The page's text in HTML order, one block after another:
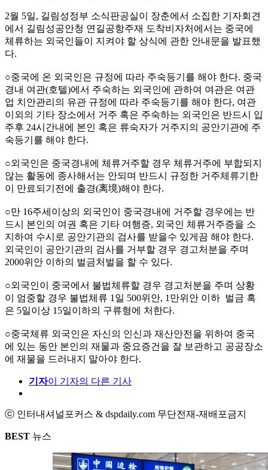
2월 5일, 길림성정부 소식판공실이 장춘에서 소집한 기자회견
에서 길림성공안청 연길공항주재 도착비자처에서는 중국에
체류하는 외국인들이 지켜야 할 상식에 관한 안내문을 발표했
다.
○중국에 온 외국인은 규정에 따라 주숙등기를 해야 한다. 중국
경내 여관(호텔)에서 주숙하는 외국인에 관하여 여관은 여관
업 치안관리의 유관 규정에 따라 주숙등기를 해야 한다, 여관
이외의 기타 장소에서 거주 혹은 주숙하는 외국인은 반드시 입
주후 24시간내에 본인 혹은 류숙자가 거주지의 공안기관에 주
숙등기를 해야 한다.
○외국인은 중국경내에 체류거주할 경우 체류거주에 부합되지
않는 활동에 종사해서는 안되며 반드시 규정한 거주체류기한
이 만료되기전에 출경(离境)해야 한다.
○만 16주세이상의 외국인이 중국경내에 거주할 경우에는 반
드시 본인의 여권 혹은 기타 여행증, 외국인 체류거주증을 소
지하여 수시로 공안기관의 검사를 받을수 있게끔 해야 한다.
외국인이 공안기관의 검사를 거부할 경우 경고처분을 주며
2000위안 이하의 벌금처벌을 할 수 있다.
○외국인이 중국에서 불법체류할 경우 경고처분을 주며 상황
이 엄중할 경우 불법체류 1일 500위안, 1만위안 이하 벌금 혹
은 5일이상 15일이하의 구류형에 처한다.
○중국체류 외국인은 자신의 인신과 재산안전을 위하여 중국
에 있는 동안 본인의 재물과 중요증건을 잘 보관하고 공공장소
에 재물을 드러내지 말아야 한다.
기자이 기자의 다른 기사
ⓒ 인터내셔널포커스 & dspdaily.com 무단전재-재배포금지
BEST 뉴스